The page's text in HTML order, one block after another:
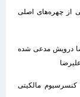
از چهره‌های اصلی
درویش مدعی شده
مالکیتی